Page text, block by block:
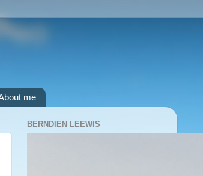
me
BERNDIEN LEEWIS